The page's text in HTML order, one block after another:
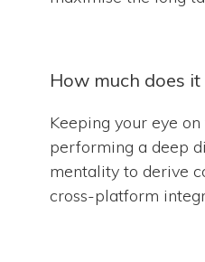
How much does it
Keeping your eye
performing a deep
mentality to derive
cross-platform